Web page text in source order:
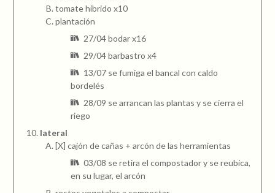
tomate híbrido x10
plantación
27/04 bodar x16
29/04 barbastro x4
13/07 se fumiga el bancal con caldo
bordelés
28/09 se arrancan las plantas y se cierra el
riego
lateral
[X] cajón de cañas + arcón de las herramientas
03/08 se retira el compostador y se reubica,
en su lugar, el arcón